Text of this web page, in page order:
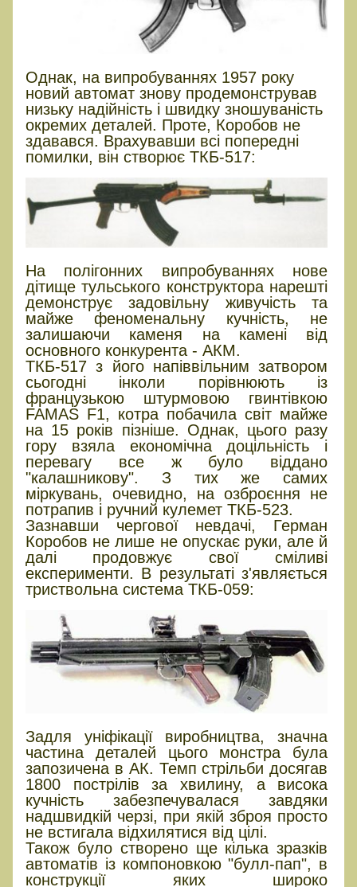
Однак, на випробуваннях 1957 року
новий автомат знову продемонстрував
низьку надійність і швидку зношуваність
окремих деталей. Проте, Коробов не
здавався. Врахувавши всі попередні
помилки, він створює ТКБ-517:
На полігонних випробуваннях нове
дітище тульського конструктора нарешті
демонструє задовільну живучість та
майже феноменальну кучність, не
залишаючи каменя на камені від
основного конкурента - АКМ.
ТКБ-517 з його напіввільним затвором
сьогодні інколи порівнюють із
французькою штурмовою гвинтівкою
FAMAS F1, котра побачила світ майже
на 15 років пізніше. Однак, цього разу
гору взяла економічна доцільність і
перевагу все ж було віддано
"калашникову". З тих же самих
міркувань, очевидно, на озброєння не
потрапив і ручний кулемет ТКБ-523.
Зазнавши чергової невдачі, Герман
Коробов не лише не опускає руки, але й
далі продовжує свої сміливі
експерименти. В результаті з'являється
триствольна система ТКБ-059:
Задля уніфікації виробництва, значна
частина деталей цього монстра була
запозичена в АК. Темп стрільби досягав
1800 пострілів за хвилину, а висока
кучність забезпечувалася завдяки
надшвидкій черзі, при якій зброя просто
не встигала відхилятися від цілі.
Також було створено ще кілька зразків
автоматів із компоновкою "булл-пап", в
конструкції яких широко